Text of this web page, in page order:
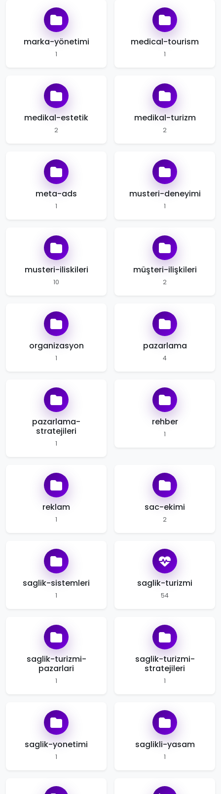
marka-yönetimi
1
medical-tourism
1
medikal-estetik
2
medikal-turizm
2
meta-ads
1
musteri-deneyimi
1
musteri-iliskileri
10
müşteri-ilişkileri
2
organizasyon
1
pazarlama
4
pazarlama-
stratejileri
1
rehber
1
reklam
1
sac-ekimi
2
saglik-sistemleri
1
saglik-turizmi
54
saglik-turizmi-
pazarlari
1
saglik-turizmi-
stratejileri
1
saglik-yonetimi
1
saglikli-yasam
1